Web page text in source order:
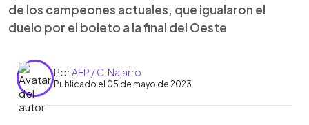
de los campeones actuales, que igualaron el
duelo por el boleto a la final del Oeste
PorAFP / C. Najarro
Publicado el 05 de mayo de 2023